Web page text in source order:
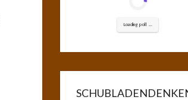
Loading poll ...